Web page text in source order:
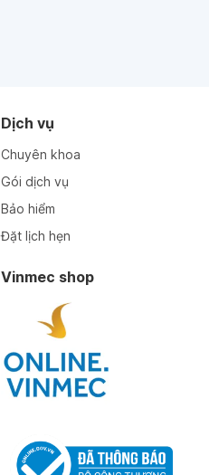
Dịch vụ
Chuyên khoa
Gói dịch vụ
Bảo hiểm
Đặt lịch hẹn
Vinmec shop